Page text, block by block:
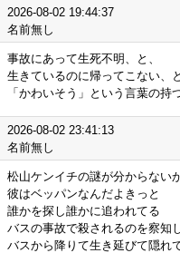
2026-08-02 19:44:37
名前無し
事故にあって生死不明、と、
生きているのに帰ってこない、
「かわいそう」という言葉の持
2026-08-02 23:41:13
名前無し
松山ケンイチの謎が分からない
彼はベッパンなんだよきっと
誰かを探し誰かに追われてる
バスの事故で殺されるのを察知
バスから降りて生き延びて隠れ